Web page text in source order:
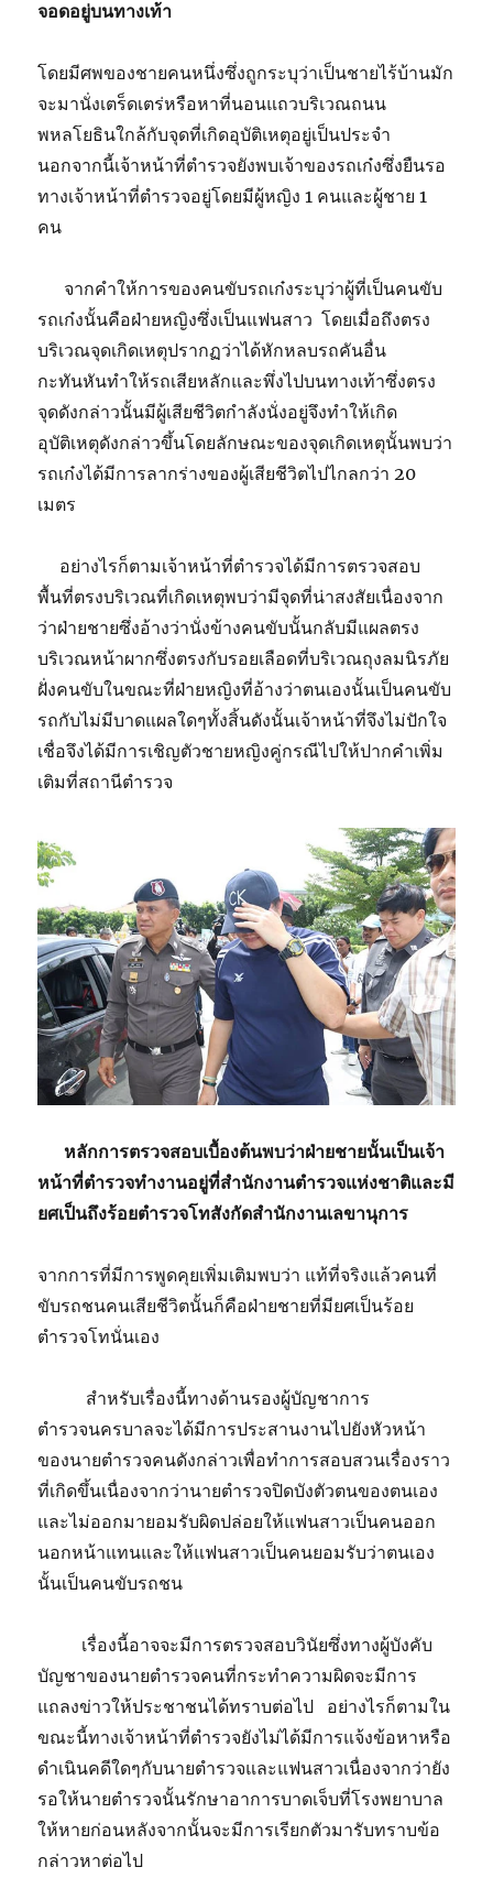
จอดอยู่บนทางเท้า
โดยมีศพของชายคนหนึ่งซึ่งถูกระบุว่าเป็นชายไร้บ้านมัก
จะมานั่งเตร็ดเตร่หรือหาที่นอนแถวบริเวณถนน
พหลโยธินใกล้กับจุดที่เกิดอุบัติเหตุอยู่เป็นประจำ
นอกจากนี้เจ้าหน้าที่ตำรวจยังพบเจ้าของรถเก๋งซึ่งยืนรอ
ทางเจ้าหน้าที่ตำรวจอยู่โดยมีผู้หญิง 1 คนและผู้ชาย 1
คน
จากคำให้การของคนขับรถเก๋งระบุว่าผู้ที่เป็นคนขับ
รถเก๋งนั้นคือฝ่ายหญิงซึ่งเป็นแฟนสาว โดยเมื่อถึงตรง
บริเวณจุดเกิดเหตุปรากฏว่าได้หักหลบรถคันอื่น
กะทันหันทำให้รถเสียหลักและพึ่งไปบนทางเท้าซึ่งตรง
จุดดังกล่าวนั้นมีผู้เสียชีวิตกำลังนั่งอยู่จึงทำให้เกิด
อุบัติเหตุดังกล่าวขึ้นโดยลักษณะของจุดเกิดเหตุนั้นพบว่า
รถเก๋งได้มีการลากร่างของผู้เสียชีวิตไปไกลกว่า 20
เมตร
อย่างไรก็ตามเจ้าหน้าที่ตำรวจได้มีการตรวจสอบ
พื้นที่ตรงบริเวณที่เกิดเหตุพบว่ามีจุดที่น่าสงสัยเนื่องจาก
ว่าฝ่ายชายซึ่งอ้างว่านั่งข้างคนขับนั้นกลับมีแผลตรง
บริเวณหน้าผากซึ่งตรงกับรอยเลือดที่บริเวณถุงลมนิรภัย
ฝั่งคนขับในขณะที่ฝ่ายหญิงที่อ้างว่าตนเองนั้นเป็นคนขับ
รถกับไม่มีบาดแผลใดๆทั้งสิ้นดังนั้นเจ้าหน้าที่จึงไม่ปักใจ
เชื่อจึงได้มีการเชิญตัวชายหญิงคู่กรณีไปให้ปากคำเพิ่ม
เติมที่สถานีตำรวจ
หลักการตรวจสอบเบื้องต้นพบว่าฝ่ายชายนั้นเป็นเจ้า
หน้าที่ตำรวจทำงานอยู่ที่สำนักงานตำรวจแห่งชาติและมี
ยศเป็นถึงร้อยตำรวจโทสังกัดสำนักงานเลขานุการ
จากการที่มีการพูดคุยเพิ่มเติมพบว่า แท้ที่จริงแล้วคนที่
ขับรถชนคนเสียชีวิตนั้นก็คือฝ่ายชายที่มียศเป็นร้อย
ตำรวจโทนั่นเอง
สำหรับเรื่องนี้ทางด้านรองผู้บัญชาการ
ตำรวจนครบาลจะได้มีการประสานงานไปยังหัวหน้า
ของนายตำรวจคนดังกล่าวเพื่อทำการสอบสวนเรื่องราว
ที่เกิดขึ้นเนื่องจากว่านายตำรวจปิดบังตัวตนของตนเอง
และไม่ออกมายอมรับผิดปล่อยให้แฟนสาวเป็นคนออก
นอกหน้าแทนและให้แฟนสาวเป็นคนยอมรับว่าตนเอง
นั้นเป็นคนขับรถชน
เรื่องนี้อาจจะมีการตรวจสอบวินัยซึ่งทางผู้บังคับ
บัญชาของนายตำรวจคนที่กระทำความผิดจะมีการ
แถลงข่าวให้ประชาชนได้ทราบต่อไป อย่างไรก็ตามใน
ขณะนี้ทางเจ้าหน้าที่ตำรวจยังไม่ได้มีการแจ้งข้อหาหรือ
ดำเนินคดีใดๆกับนายตำรวจและแฟนสาวเนื่องจากว่ายัง
รอให้นายตำรวจนั้นรักษาอาการบาดเจ็บที่โรงพยาบาล
ให้หายก่อนหลังจากนั้นจะมีการเรียกตัวมารับทราบข้อ
กล่าวหาต่อไป